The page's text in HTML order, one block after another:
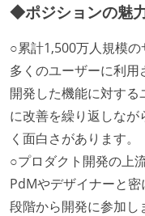
◆ポジションの魅
○累計1,500万人規模
多くのユーザーに利
開発した機能に対する
に改善を繰り返しな
く面白さがあります。
○プロダクト開発の上
PdMやデザイナーと
段階から開発に参加